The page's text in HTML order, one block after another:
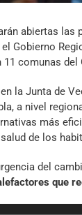
abiertas las
Gobierno
comunas del
la Junta de
a nivel
más
de los
del
que